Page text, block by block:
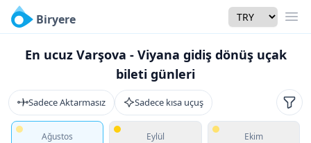
Biryere Currency
En ucuz Varşova - Viyana gidiş dönüş uçak
bileti günleri
Sadece Aktarmasız Sadece kısa uçuş
Ağustos Eylül Ekim